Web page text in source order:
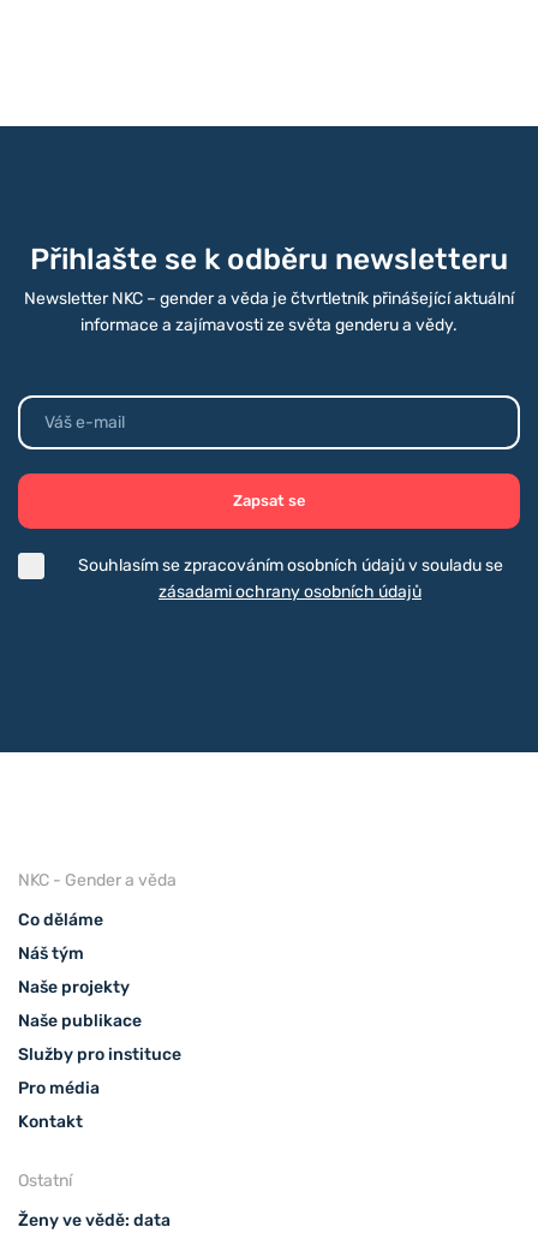
Přihlašte se k odběru newsletteru
Newsletter NKC – gender a věda je čtvrtletník přinášející aktuální
informace a zajímavosti ze světa genderu a vědy.
Zapsat se
Souhlasím se zpracováním osobních údajů v souladu se
zásadami ochrany osobních údajů
NKC - Gender a věda
Co děláme
Náš tým
Naše projekty
Naše publikace
Služby pro instituce
Pro média
Kontakt
Ostatní
Ženy ve vědě: data